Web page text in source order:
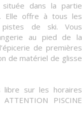
dans la partie
Elle offre à tous les
de ski. Vous
au pied de la
de premières
de matériel de glisse
libre sur les horaires
PISCINE